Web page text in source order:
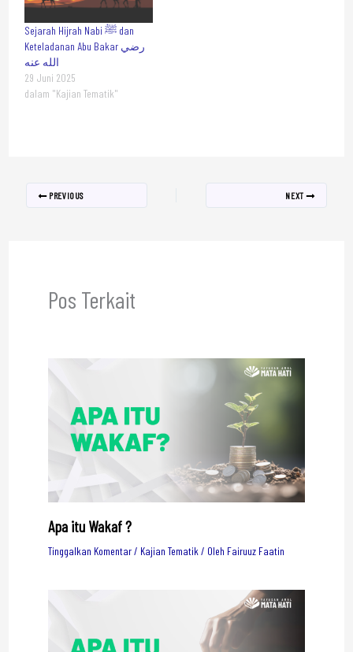
Sejarah Hijrah Nabi ﷺ dan
Keteladanan Abu Bakar رضي
الله عنه
29 Juni 2025
dalam "Kajian Tematik"
PREVIOUS NEXT
Pos Terkait
Apa itu Wakaf ?
Tinggalkan Komentar/ Kajian Tematik/ Oleh Fairuuz Faatin